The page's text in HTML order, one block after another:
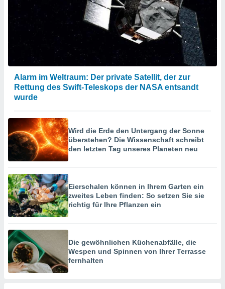
Alarm im Weltraum: Der private Satellit, der zur
Rettung des Swift-Teleskops der NASA entsandt
wurde
Wird die Erde den Untergang der Sonne
überstehen? Die Wissenschaft schreibt
den letzten Tag unseres Planeten neu
Eierschalen können in Ihrem Garten ein
zweites Leben finden: So setzen Sie sie
richtig für Ihre Pflanzen ein
Die gewöhnlichen Küchenabfälle, die
Wespen und Spinnen von Ihrer Terrasse
fernhalten